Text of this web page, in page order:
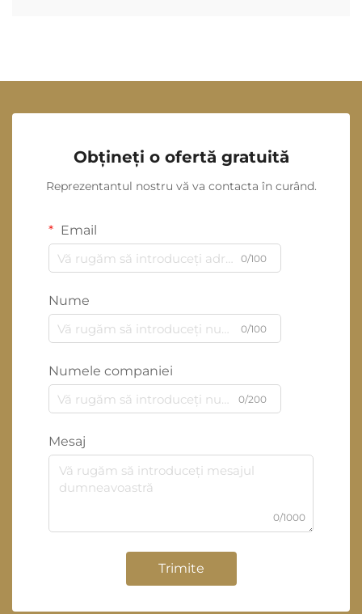
Obțineți o ofertă gratuită
Reprezentantul nostru vă va contacta în curând.
Email
0/100
Nume
0/100
Numele companiei
0/200
Mesaj
0/1000
Trimite